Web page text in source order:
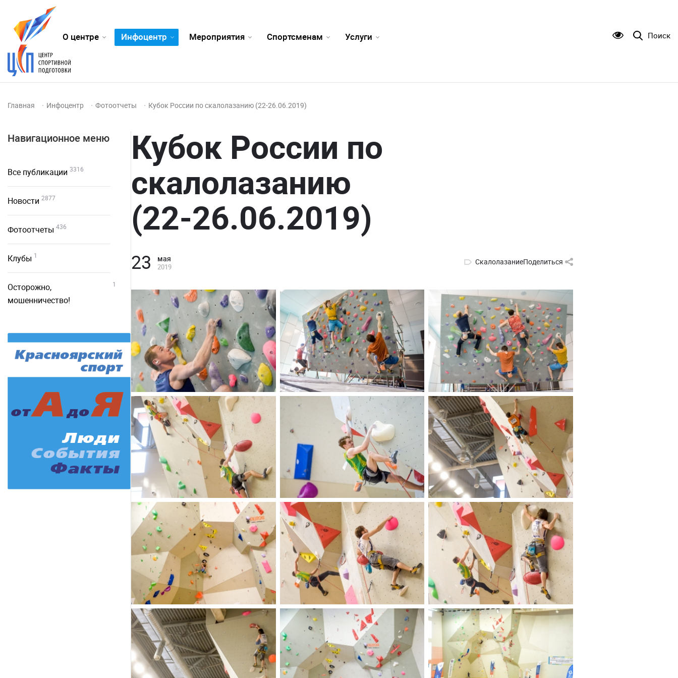
О центре Инфоцентр Мероприятия Спортсменам Услуги Поиск
Главная Инфоцентр Фотоотчеты Кубок России по скалолазанию (22-26.06.2019)
Навигационное меню
Все публикации 3316
Новости 2877
Фотоотчеты 436
Клубы 1
Осторожно,
мошенничество!
1
Кубок России по
скалолазанию
(22-26.06.2019)
23 мая
2019
СкалолазаниеПоделиться